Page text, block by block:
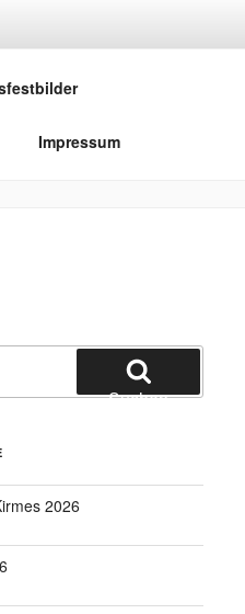
Impressum
Suchen
2026